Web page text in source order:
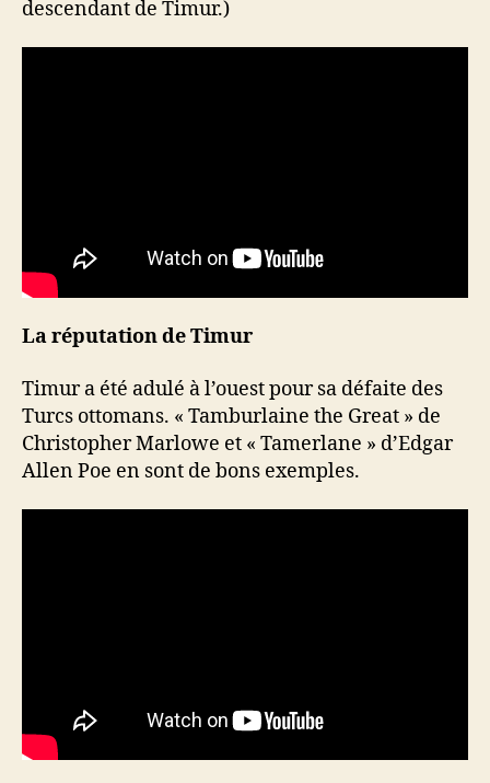
descendant de Timur.)
La réputation de Timur
Timur a été adulé à l’ouest pour sa défaite des
Turcs ottomans. « Tamburlaine the Great » de
Christopher Marlowe et « Tamerlane » d’Edgar
Allen Poe en sont de bons exemples.